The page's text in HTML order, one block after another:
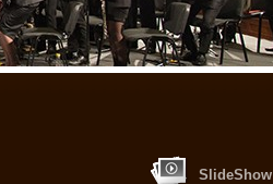
SlideShow